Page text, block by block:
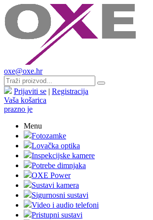
oxe@oxe.hr
Prijaviti se | Registracija
Vaša košarica
prazno je
Menu
Fotozamke
Lovačka optika
Inspekcijske kamere
Potrebe dimnjaka
OXE Power
Sustavi kamera
Sigurnosni sustavi
Video i audio telefoni
Pristupni sustavi